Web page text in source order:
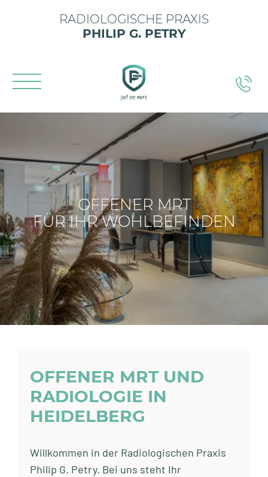
RADIOLOGISCHE PRAXIS
PHILIP G. PETRY
OFFENER MRT
FÜR IHR WOHLBEFINDEN
OFFENER MRT UND
RADIOLOGIE IN
HEIDELBERG
Willkommen in der Radiologischen Praxis
Philip G. Petry. Bei uns steht Ihr